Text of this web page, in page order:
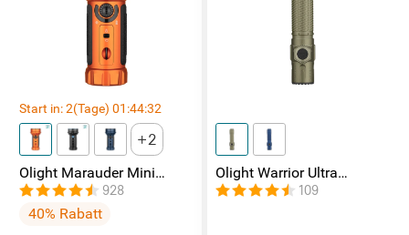
Start in:2(Tage) 01 :44:31
2
Olight Marauder Mini
leistungsstarke LED
Taschenlampe mit 7000
Lumen und 600 Metern
928
40% Rabatt
Olight Warrior Ultra
Taktische Taschenlampe
109